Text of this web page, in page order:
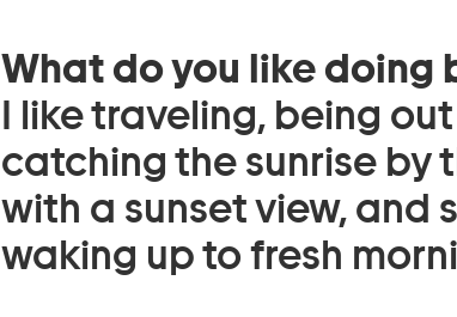
What do you like doing
I like traveling, being
catching the sunrise by
with a sunset view, and
waking up to fresh